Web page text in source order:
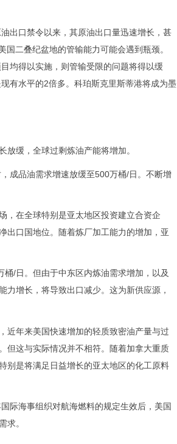
口禁令以来，其原油出口量迅速增长，甚
二叠纪盆地的管输能力可能会遇到瓶颈。
均得以实施，则管输受限的问题将得以缓
有水平的2倍多。科珀斯克里斯蒂港将成为墨
缓，全球过剩炼油产能将增加。
品油需求增速放缓至500万桶/日。不断增
在全球特别是亚太地区投资建立合资企
出口国地位。随着炼厂加工能力的增加，亚
/日。但由于中东区内炼油需求增加，以及
增长，将导致出口减少。这为新供应源，
年来美国快速增加的轻质致密油产量与过
但这与实际情况并不相符。随着加拿大重质
别是将满足日益增长的亚太地区的化工原料
海事组织对航海燃料的规定生效后，美国
求。